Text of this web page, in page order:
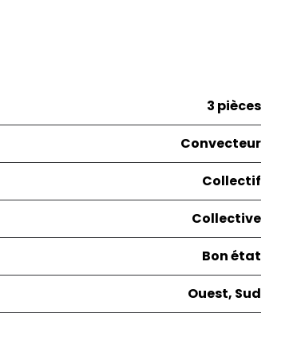
3 pièces
Convecteur
Collectif
Collective
Bon état
Ouest, Sud